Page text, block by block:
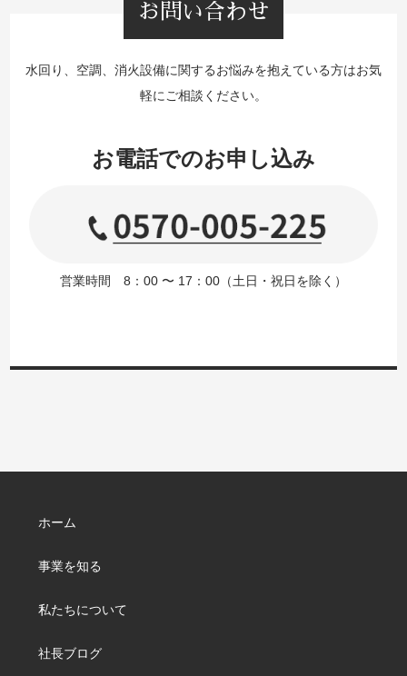
お問い合わせ
水回り、空調、消火設備に関するお悩みを抱えている方はお気
軽にご相談ください。
お電話でのお申し込み
営業時間 8：00 〜 17：00（土日・祝日を除く）
ホーム
事業を知る
私たちについて
社長ブログ